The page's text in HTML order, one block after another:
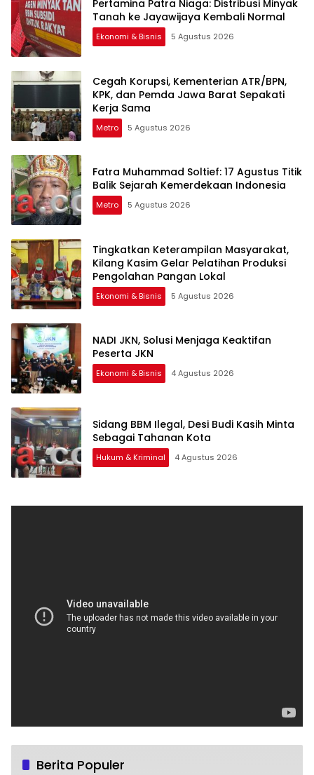
Pertamina Patra Niaga: Distribusi Minyak
Tanah ke Jayawijaya Kembali Normal
Ekonomi & Bisnis 5 Agustus 2026
Cegah Korupsi, Kementerian ATR/BPN,
KPK, dan Pemda Jawa Barat Sepakati
Kerja Sama
Metro 5 Agustus 2026
Fatra Muhammad Soltief: 17 Agustus Titik
Balik Sejarah Kemerdekaan Indonesia
Metro 5 Agustus 2026
Tingkatkan Keterampilan Masyarakat,
Kilang Kasim Gelar Pelatihan Produksi
Pengolahan Pangan Lokal
Ekonomi & Bisnis 5 Agustus 2026
NADI JKN, Solusi Menjaga Keaktifan
Peserta JKN
Ekonomi & Bisnis 4 Agustus 2026
Sidang BBM Ilegal, Desi Budi Kasih Minta
Sebagai Tahanan Kota
Hukum & Kriminal 4 Agustus 2026
Berita Populer